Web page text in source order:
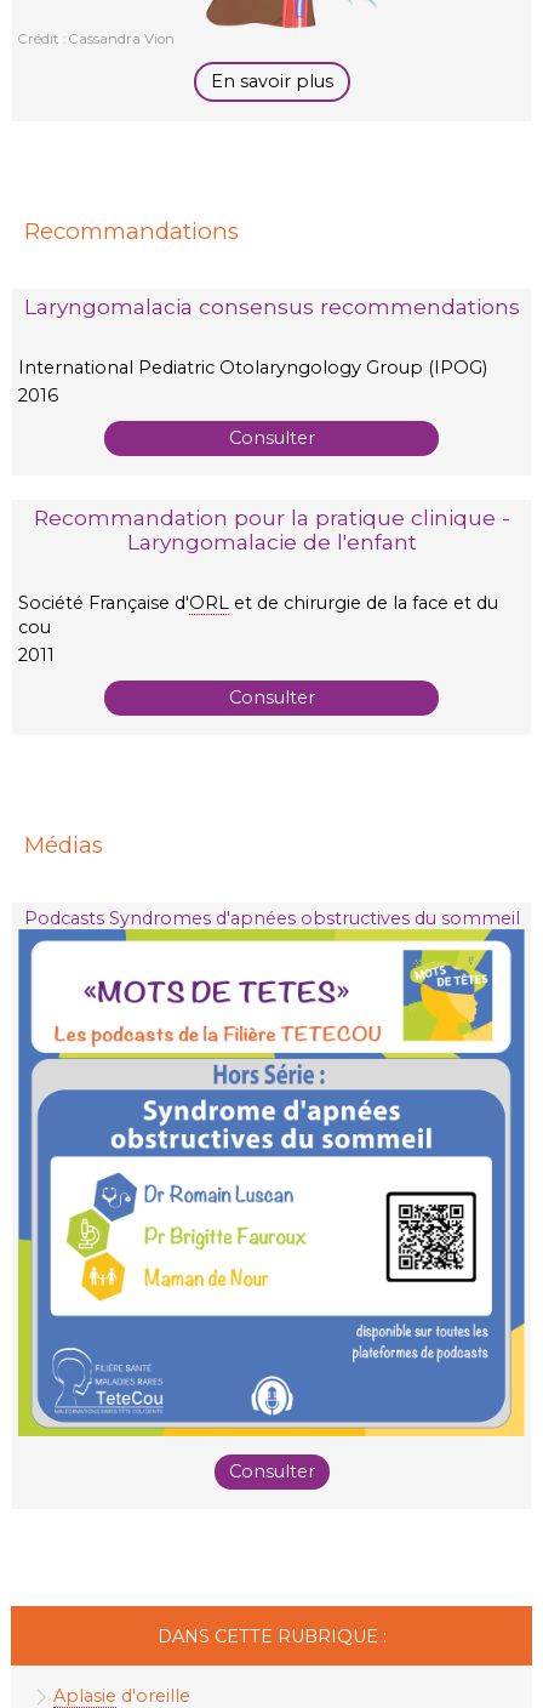
Crédit : Cassandra Vion
En savoir plus
Recommandations
Laryngomalacia consensus recommendations
International Pediatric Otolaryngology Group (IPOG)
2016
Consulter
Recommandation pour la pratique clinique -
Laryngomalacie de l'enfant
Société Française d'ORL et de chirurgie de la face et du
cou
2011
Consulter
Médias
Podcasts Syndromes d'apnées obstructives du sommeil
Consulter
DANS CETTE RUBRIQUE :
Aplasie d'oreille